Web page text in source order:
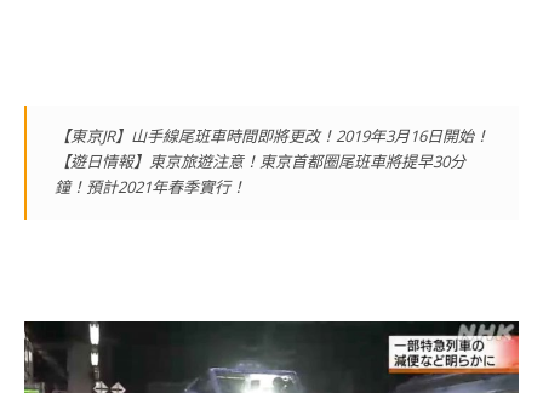
【東京JR】山手線尾班車時間即將更改！2019年3月16日開始！
【遊日情報】東京旅遊注意！東京首都圈尾班車將提早30分
鐘！預計2021年春季實行！